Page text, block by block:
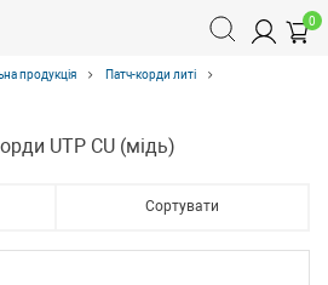
0
продукція
Патч-корди литі
UTP CU (мідь)
Сортувати